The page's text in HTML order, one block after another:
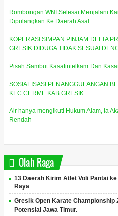
Rombongan WNI Selesai Menjalani
Dipulangkan Ke Daerah Asal
KOPERASI SIMPAN PINJAM DELTA
GRESIK DIDUGA TIDAK SESUAI
Pisah Sambut Kasatintelkam Dan
SOSIALISASI PENANGGULANGAN
KEC CERME KAB GRESIK
Air hanya mengikuti Hukum Alam, Ia
Rendah
Olah Raga
13 Daerah Kirim Atlet Voli Pantai
Raya
Gresik Open Karate Championship
Potensial Jawa Timur.